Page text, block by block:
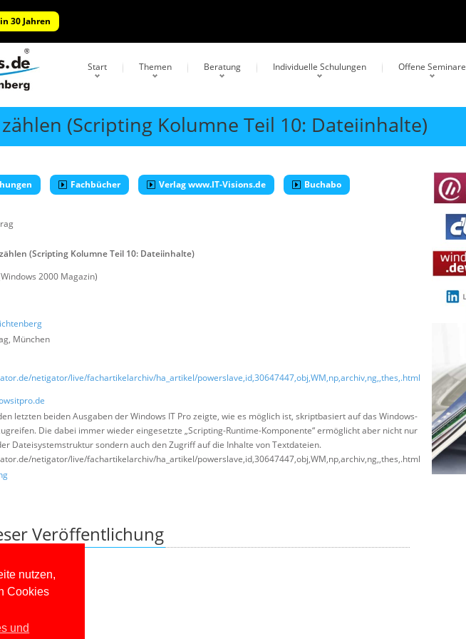
nutzen,
Cookies
und
30 Jahren
Start Themen Beratung Individuelle Schulungen Offene Seminare
(Scripting Kolumne Teil 10: Dateiinhalte)
Fachbücher Verlag www.IT-Visions.de Buchabo
(Scripting Kolumne Teil 10: Dateiinhalte)
2000 Magazin)
, München
netigator/live/fachartikelarchiv/ha_artikel/powerslave,id,30647447,obj,WM,np,archiv,ng,,thes,.html
letzten beiden Ausgaben der Windows IT Pro zeigte, wie es möglich ist, skriptbasiert auf das Windows-
Die dabei immer wieder eingesetzte „Scripting-Runtime-Komponente“ ermöglicht aber nicht nur
Dateisystemstruktur sondern auch den Zugriff auf die Inhalte von Textdateien.
netigator/live/fachartikelarchiv/ha_artikel/powerslave,id,30647447,obj,WM,np,archiv,ng,,thes,.html
Veröffentlichung